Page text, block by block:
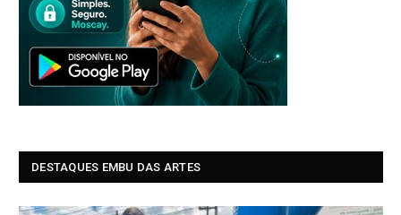
DESTAQUES EMBU DAS ARTES